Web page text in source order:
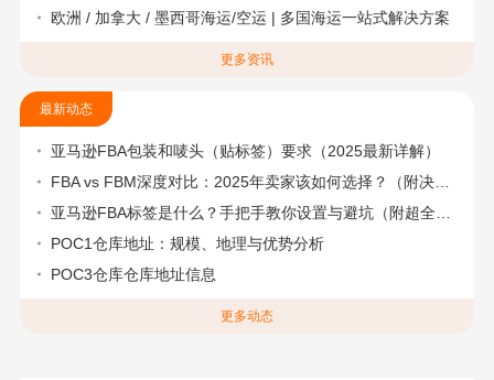
欧洲 / 加拿大 / 墨西哥海运/空运 | 多国海运一站式解决方案
更多资讯
最新动态
亚马逊FBA包装和唛头（贴标签）要求（2025最新详解）
FBA vs FBM深度对比：2025年卖家该如何选择？（附决策流程图）
亚马逊FBA标签是什么？手把手教你设置与避坑（附超全指南）
POC1仓库地址：规模、地理与优势分析
POC3仓库仓库地址信息
更多动态